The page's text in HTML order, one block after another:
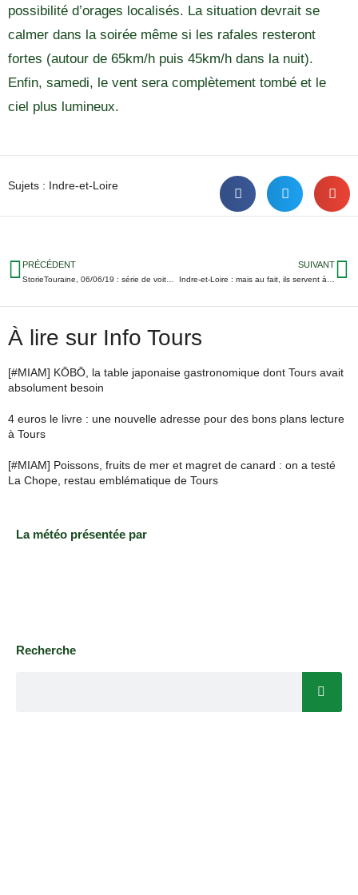
possibilité d’orages localisés. La situation devrait se
calmer dans la soirée même si les rafales resteront
fortes (autour de 65km/h puis 45km/h dans la nuit).
Enfin, samedi, le vent sera complètement tombé et le
ciel plus lumineux.
Sujets : Indre-et-Loire
PRÉCÉDENT SUIVANT
À lire sur Info Tours
[#MIAM] KŌBŌ, la table japonaise gastronomique dont Tours avait
absolument besoin
4 euros le livre : une nouvelle adresse pour des bons plans lecture
à Tours
[#MIAM] Poissons, fruits de mer et magret de canard : on a testé
La Chope, restau emblématique de Tours
La météo présentée par
Recherche